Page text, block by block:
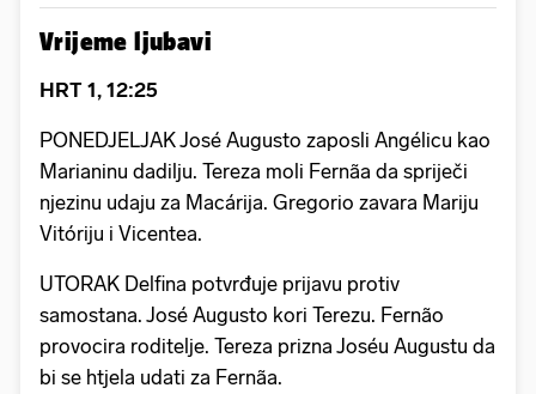
Vrijeme ljubavi
HRT 1, 12:25
PONEDJELJAK José Augusto zaposli Angélicu kao
Marianinu dadilju. Tereza moli Fernãa da spriječi
njezinu udaju za Macárija. Gregorio zavara Mariju
Vitóriju i Vicentea.
UTORAK Delfina potvrđuje prijavu protiv
samostana. José Augusto kori Terezu. Fernão
provocira roditelje. Tereza prizna Joséu Augustu da
bi se htjela udati za Fernãa.